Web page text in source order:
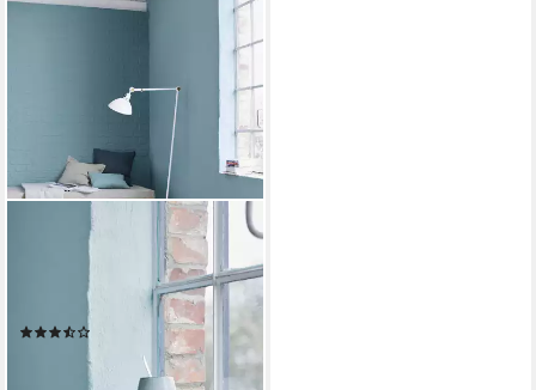
Wandfarbe Alpina Feine
Farben edelmatt 2,5 Liter -
Farbfamilie Blau